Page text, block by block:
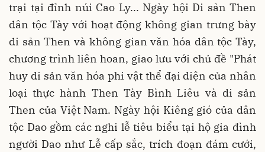
trại tại đỉnh núi Cao Ly... Ngày hội Di sản Then
dân tộc Tày với hoạt động không gian trưng bày
di sản Then và không gian văn hóa dân tộc Tày,
chương trình liên hoan, giao lưu với chủ đề "Phát
huy di sản văn hóa phi vật thể đại diện của nhân
loại thực hành Then Tày Bình Liêu và di sản
Then của Việt Nam. Ngày hội Kiêng gió của dân
tộc Dao gồm các nghi lễ tiêu biểu tại hộ gia đình
người Dao như Lễ cấp sắc, trích đoạn đám cưới,